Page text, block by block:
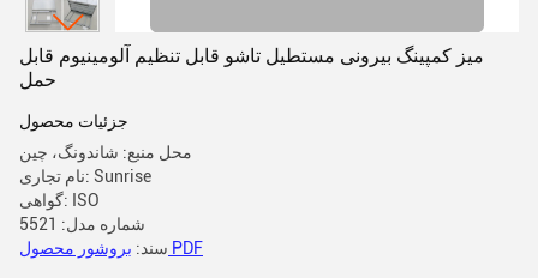
میز کمپینگ بیرونی مستطیل تاشو قابل تنظیم آلومینیوم قابل
حمل
جزئیات محصول
محل منبع: شاندونگ، چین
نام تجاری: Sunrise
گواهی: ISO
شماره مدل: 5521
سند: بروشور محصول PDF